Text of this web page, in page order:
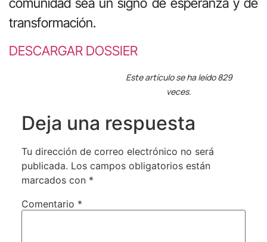
transformación.
DESCARGAR DOSSIER
Este artículo se ha leído 829
veces.
Deja una respuesta
Tu dirección de correo electrónico no será
publicada. Los campos obligatorios están
marcados con *
Comentario *